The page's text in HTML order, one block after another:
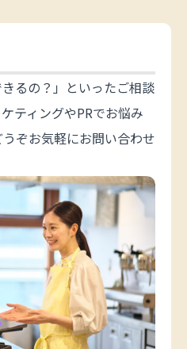
きるの？」といったご相談
ティングやPRでお悩み
ぞお気軽にお問い合わせ